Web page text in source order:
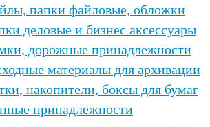
папки файловые, обложки
деловые и бизнес аксессуары
дорожные принадлежности
материалы для архивации
накопители, боксы для бумаг
принадлежности